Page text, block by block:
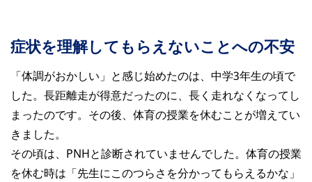
症状を理解してもらえないことへの不安
「体調がおかしい」と感じ始めたのは、中学3年生の頃で
した。長距離走が得意だったのに、長く走れなくなってし
まったのです。その後、体育の授業を休むことが増えてい
きました。
その頃は、PNHと診断されていませんでした。体育の授業
を休む時は「先生にこのつらさを分かってもらえるかな」